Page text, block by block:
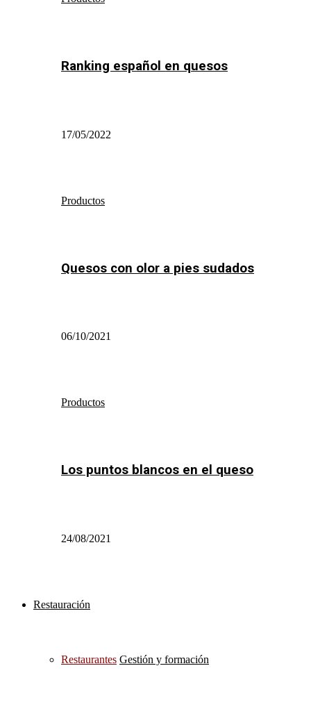
Ranking español en quesos
17/05/2022
Productos
Quesos con olor a pies sudados
06/10/2021
Productos
Los puntos blancos en el queso
24/08/2021
Restauración
Restaurantes Gestión y formación